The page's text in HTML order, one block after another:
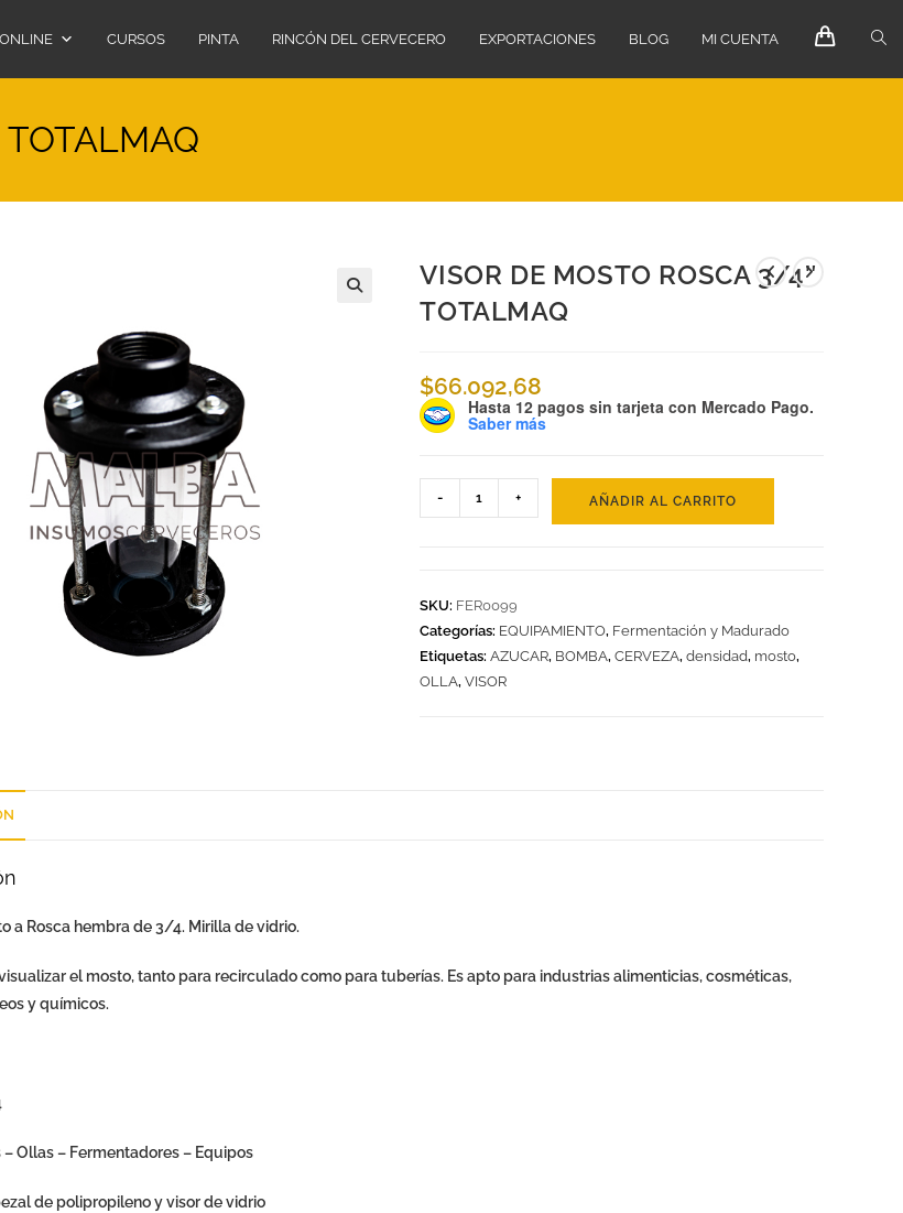
CURSOS PINTA RINCÓN DEL CERVECERO EXPORTACIONES BLOG MI CUENTA
TOTALMAQ
VISOR DE MOSTO ROSCA 3/4″
TOTALMAQ
$66.092,68
Hasta 12 pagos sin tarjeta con Mercado Pago.
Saber más
- + AÑADIR AL CARRITO
SKU: FER0099
Categorías: EQUIPAMIENTO, Fermentación y Madurado
Etiquetas:AZUCAR, BOMBA,CERVEZA,densidad, mosto,
OLLA,VISOR
a Rosca hembra de 3/4. Mirilla de vidrio.
el mosto, tanto para recirculado como para tuberías. Es apto para industrias alimenticias, cosméticas,
y químicos.
– Ollas – Fermentadores – Equipos
de polipropileno y visor de vidrio